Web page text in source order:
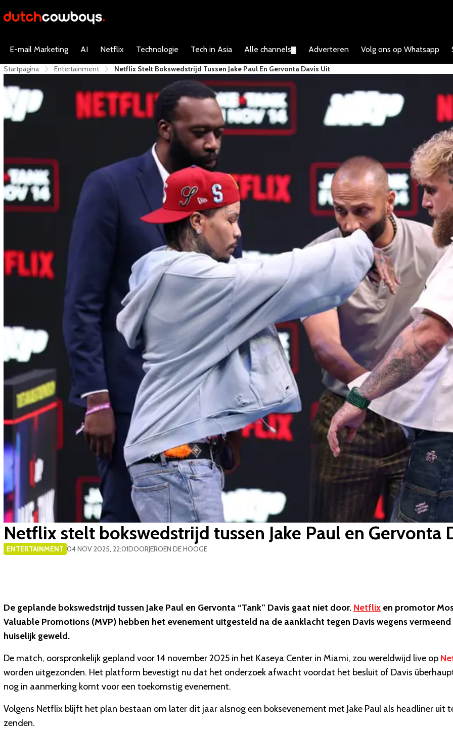
E-mail Marketing AI Netflix Technologie Tech in Asia Alle channels Adverteren Volg ons op Whatsapp
Startpagina Entertainment Netflix Stelt Bokswedstrijd Tussen Jake Paul En Gervonta Davis Uit
Netflix stelt bokswedstrijd tussen Jake Paul en Gervonta
ENTERTAINMENT 04 NOV 2025, 22:01DOORJEROEN DE HOOGE
De geplande bokswedstrijd tussen Jake Paul en Gervonta “Tank” Davis gaat niet door. Netflix en promotor
Valuable Promotions (MVP) hebben het evenement uitgesteld na de aanklacht tegen Davis wegens vermeend
huiselijk geweld.
De match, oorspronkelijk gepland voor 14 november 2025 in het Kaseya Center in Miami, zou wereldwijd live op
worden uitgezonden. Het platform bevestigt nu dat het onderzoek afwacht voordat het besluit of Davis
nog in aanmerking komt voor een toekomstig evenement.
Volgens Netflix blijft het plan bestaan om later dit jaar alsnog een boksevenement met Jake Paul als headliner uit
zenden.